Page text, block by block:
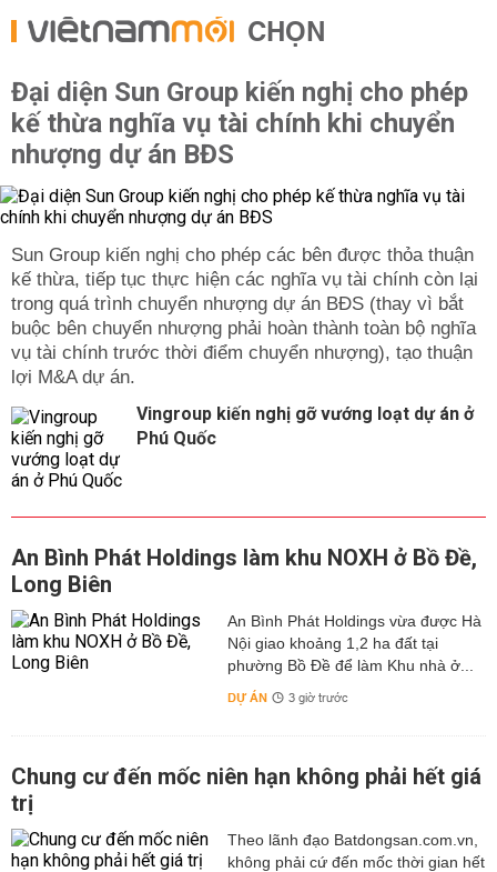
CHỌN
Đại diện Sun Group kiến nghị cho phép
kế thừa nghĩa vụ tài chính khi chuyển
nhượng dự án BĐS
Sun Group kiến nghị cho phép các bên được thỏa thuận
kế thừa, tiếp tục thực hiện các nghĩa vụ tài chính còn lại
trong quá trình chuyển nhượng dự án BĐS (thay vì bắt
buộc bên chuyển nhượng phải hoàn thành toàn bộ nghĩa
vụ tài chính trước thời điểm chuyển nhượng), tạo thuận
lợi M&A dự án.
Vingroup kiến nghị gỡ vướng loạt dự án ở
Phú Quốc
An Bình Phát Holdings làm khu NOXH ở Bồ Đề,
Long Biên
An Bình Phát Holdings vừa được Hà
Nội giao khoảng 1,2 ha đất tại
phường Bồ Đề để làm Khu nhà ở...
DỰ ÁN 3 giờ trước
Chung cư đến mốc niên hạn không phải hết giá
trị
Theo lãnh đạo Batdongsan.com.vn,
không phải cứ đến mốc thời gian hết